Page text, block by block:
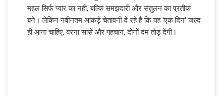
महल सिर्फ प्यार का नहीं, बल्कि समझदारी और संतुलन का प्रतीक
बने। लेकिन नवीनतम आंकड़े चेतावनी दे रहे हैं कि यह 'एक दिन' जल्द
ही आना चाहिए, वरना सांसें और पहचान, दोनों दम तोड़ देंगी।